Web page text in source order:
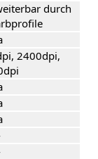
durch
2400dpi,